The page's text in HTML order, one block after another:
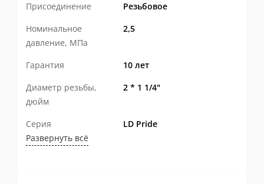
Присоединение
Резьбовое
Номинальное
давление, МПа
2,5
Гарантия
10 лет
Диаметр резьбы,
дюйм
2 * 1 1/4"
Серия
LD Pride
Развернуть всё